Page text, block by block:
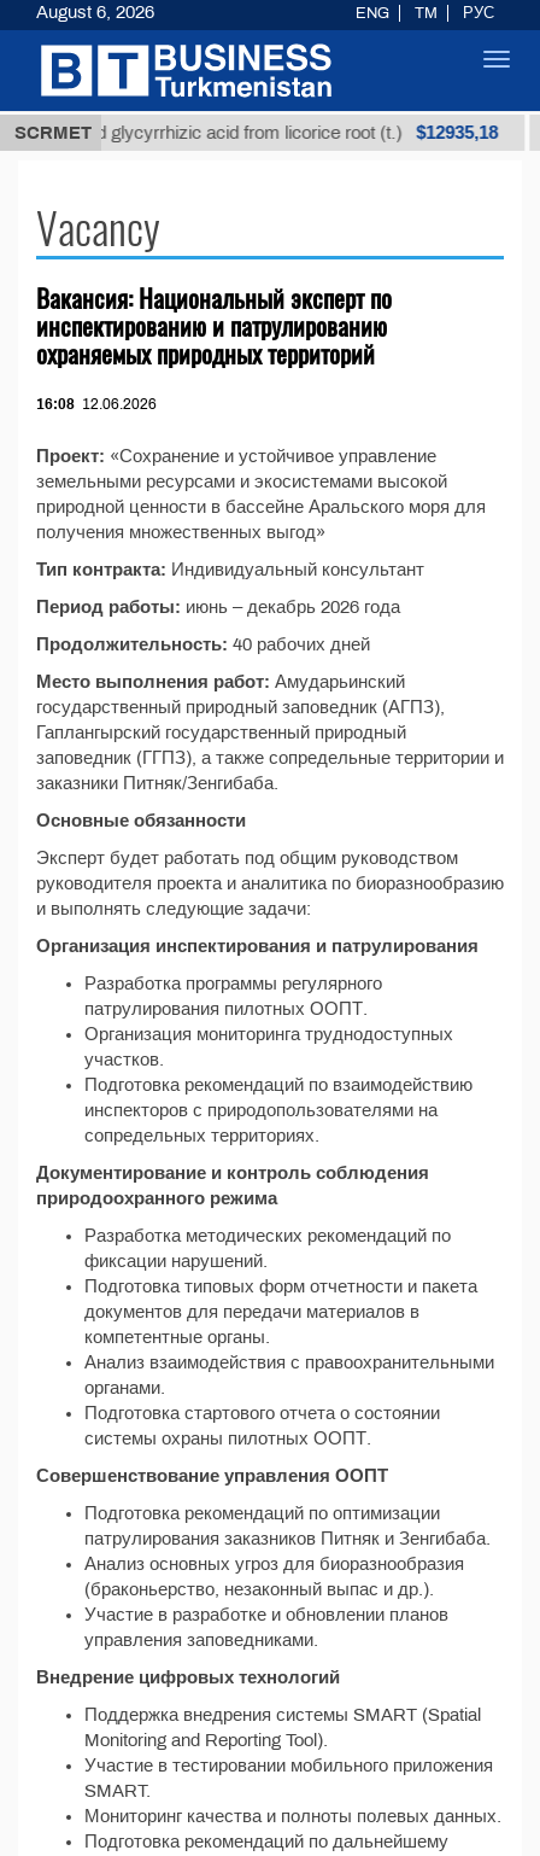
SCRMET
Unrefined glycyrrhizic acid from licorice root (t.) $12935,18
Vacancy
Вакансия: Национальный эксперт по
инспектированию и патрулированию
охраняемых природных территорий
16:08 12.06.2026
Проект: «Сохранение и устойчивое управление
земельными ресурсами и экосистемами высокой
природной ценности в бассейне Аральского моря для
получения множественных выгод»
Тип контракта: Индивидуальный консультант
Период работы: июнь – декабрь 2026 года
Продолжительность: 40 рабочих дней
Место выполнения работ: Амударьинский
государственный природный заповедник (АГПЗ),
Гаплангырский государственный природный
заповедник (ГГПЗ), а также сопредельные территории и
заказники Питняк/Зенгибаба.
Основные обязанности
Эксперт будет работать под общим руководством
руководителя проекта и аналитика по биоразнообразию
и выполнять следующие задачи:
Организация инспектирования и патрулирования
Разработка программы регулярного
патрулирования пилотных ООПТ.
Организация мониторинга труднодоступных
участков.
Подготовка рекомендаций по взаимодействию
инспекторов с природопользователями на
сопредельных территориях.
Документирование и контроль соблюдения
природоохранного режима
Разработка методических рекомендаций по
фиксации нарушений.
Подготовка типовых форм отчетности и пакета
документов для передачи материалов в
компетентные органы.
Анализ взаимодействия с правоохранительными
органами.
Подготовка стартового отчета о состоянии
системы охраны пилотных ООПТ.
Совершенствование управления ООПТ
Подготовка рекомендаций по оптимизации
патрулирования заказников Питняк и Зенгибаба.
Анализ основных угроз для биоразнообразия
(браконьерство, незаконный выпас и др.).
Участие в разработке и обновлении планов
управления заповедниками.
Внедрение цифровых технологий
Поддержка внедрения системы SMART (Spatial
Monitoring and Reporting Tool).
Участие в тестировании мобильного приложения
SMART.
Мониторинг качества и полноты полевых данных.
Подготовка рекомендаций по дальнейшему
August 6, 2026 ENG TM РУС